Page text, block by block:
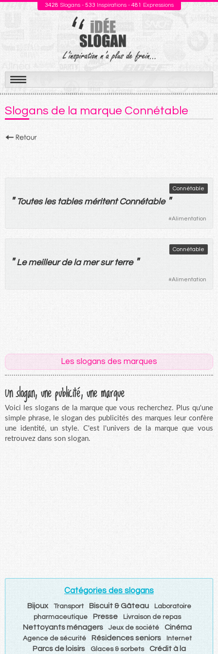
3428 Slogans - 533 Inspirations - 481 Expressions
Aller
au
contenu
Slogans de la marque Connétable
Connétable
" Toutes les tables méritentConnétable "
#Alimentation
Connétable
" Le meilleur de la mer sur terre "
#Alimentation
Les slogans des marques
Un slogan, une publicité, une marque
Voici les slogans de la marque que vous recherchez. Plus qu'une
simple phrase, le slogan des publicités des marques leur confère
une identité, un style. C'est l'univers de la marque que vous
retrouvez dans son slogan.
Catégories des slogans
Bijoux Transport Biscuit & Gâteau
Laboratoire
pharmaceutique
Presse Livraison de repas
Nettoyants ménagers Jeux de société Cinéma
Agence de sécurité Résidences seniors Internet
Parcs de loisirs Glaces & sorbets Crédit à la